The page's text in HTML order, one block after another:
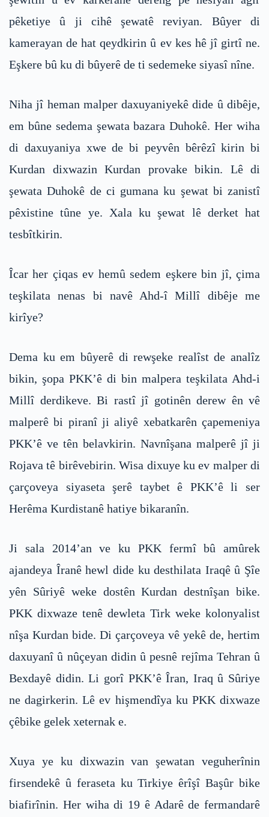
pêketiye û ji cihê şewatê reviyan. Bûyer di
kamerayan de hat qeydkirin û ev kes hê jî girtî ne.
Eşkere bû ku di bûyerê de ti sedemeke siyasî nîne.
Niha jî heman malper daxuyaniyekê dide û dibêje,
em bûne sedema şewata bazara Duhokê. Her wiha
di daxuyaniya xwe de bi peyvên bêrêzî kirin bi
Kurdan dixwazin Kurdan provake bikin. Lê di
şewata Duhokê de ci gumana ku şewat bi zanistî
pêxistine tûne ye. Xala ku şewat lê derket hat
tesbîtkirin.
Îcar her çiqas ev hemû sedem eşkere bin jî, çima
teşkilata nenas bi navê Ahd-î Millî dibêje me
kirîye?
Dema ku em bûyerê di rewşeke realîst de analîz
bikin, şopa PKK’ê di bin malpera teşkilata Ahd-i
Millî derdikeve. Bi rastî jî gotinên derew ên vê
malperê bi piranî ji aliyê xebatkarên çapemeniya
PKK’ê ve tên belavkirin. Navnîşana malperê jî ji
Rojava tê birêvebirin. Wisa dixuye ku ev malper di
çarçoveya siyaseta şerê taybet ê PKK’ê li ser
Herêma Kurdistanê hatiye bikaranîn.
Ji sala 2014’an ve ku PKK fermî bû amûrek
ajandeya Îranê hewl dide ku desthilata Iraqê û Şîe
yên Sûriyê weke dostên Kurdan destnîşan bike.
PKK dixwaze tenê dewleta Tirk weke kolonyalist
nîşa Kurdan bide. Di çarçoveya vê yekê de, hertim
daxuyanî û nûçeyan didin û pesnê rejîma Tehran û
Bexdayê didin. Li gorî PKK’ê Îran, Iraq û Sûriye
ne dagirkerin. Lê ev hişmendîya ku PKK dixwaze
çêbike gelek xeternak e.
Xuya ye ku dixwazin van şewatan veguherînin
firsendekê û feraseta ku Tirkiye êrîşî Başûr bike
biafirînin. Her wiha di 19 ê Adarê de fermandarê